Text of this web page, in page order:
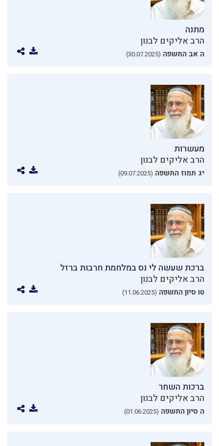
מתנה
הרב אליקים לבנון
ה אב התשפה (30.07.2025)
מעשרות
הרב אליקים לבנון
יג תמוז התשפה (09.07.2025)
ברכת שעשה לי נס במלחמת חרבות ברזל
הרב אליקים לבנון
טו סיון התשפה (11.06.2025)
ברכות השחר
הרב אליקים לבנון
ה סיון התשפה (01.06.2025)